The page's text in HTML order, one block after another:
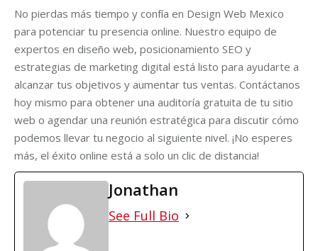
No pierdas más tiempo y confía en Design Web Mexico
para potenciar tu presencia online. Nuestro equipo de
expertos en diseño web, posicionamiento SEO y
estrategias de marketing digital está listo para ayudarte a
alcanzar tus objetivos y aumentar tus ventas. Contáctanos
hoy mismo para obtener una auditoría gratuita de tu sitio
web o agendar una reunión estratégica para discutir cómo
podemos llevar tu negocio al siguiente nivel. ¡No esperes
más, el éxito online está a solo un clic de distancia!
Jonathan
See Full Bio